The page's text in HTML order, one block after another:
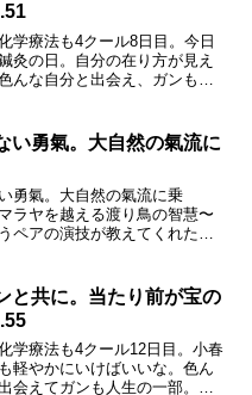
学療法も4クール8日目。今日
灸の日。自分の在り方が見え
んな自分と出会え、ガンも人
い勇氣。大自然の氣流に
勇氣。大自然の氣流に乗
ラヤを越える渡り鳥の智慧〜
ペアの演技が教えてくれた、
める。「毎日一生懸命頑張っ
、なぜか空回りしている氣...
と共に。当たり前が宝の
学療法も4クール12日目。小春
軽やかにいけばいいな。色ん
会えてガンも人生の一部。た